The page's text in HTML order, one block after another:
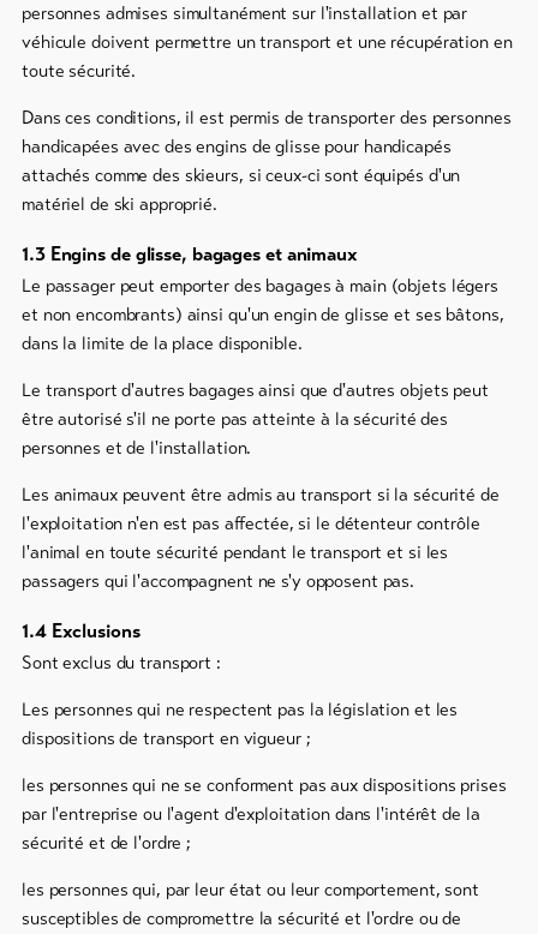
personnes admises simultanément sur l'installation et par
véhicule doivent permettre un transport et une récupération en
toute sécurité.
Dans ces conditions, il est permis de transporter des personnes
handicapées avec des engins de glisse pour handicapés
attachés comme des skieurs, si ceux-ci sont équipés d'un
matériel de ski approprié.
1.3 Engins de glisse, bagages et animaux
Le passager peut emporter des bagages à main (objets légers
et non encombrants) ainsi qu'un engin de glisse et ses bâtons,
dans la limite de la place disponible.
Le transport d'autres bagages ainsi que d'autres objets peut
être autorisé s'il ne porte pas atteinte à la sécurité des
personnes et de l'installation.
Les animaux peuvent être admis au transport si la sécurité de
l'exploitation n'en est pas affectée, si le détenteur contrôle
l'animal en toute sécurité pendant le transport et si les
passagers qui l'accompagnent ne s'y opposent pas.
1.4 Exclusions
Sont exclus du transport :
Les personnes qui ne respectent pas la législation et les
dispositions de transport en vigueur ;
les personnes qui ne se conforment pas aux dispositions prises
par l'entreprise ou l'agent d'exploitation dans l'intérêt de la
sécurité et de l'ordre ;
les personnes qui, par leur état ou leur comportement, sont
susceptibles de compromettre la sécurité et l'ordre ou de